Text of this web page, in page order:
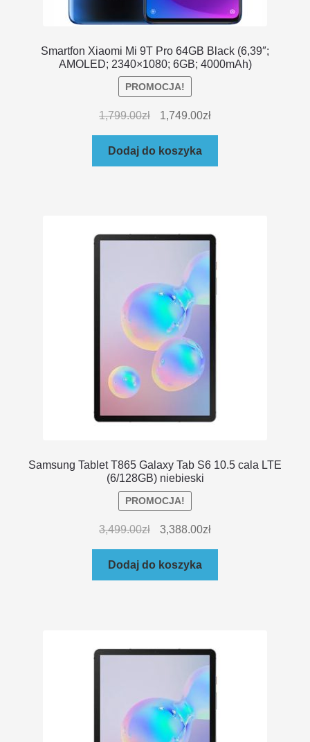
Smartfon Xiaomi Mi 9T Pro 64GB Black (6,39″;
AMOLED; 2340×1080; 6GB; 4000mAh)
PROMOCJA!
1,799.00zł 1,749.00zł
Dodaj do koszyka
Samsung Tablet T865 Galaxy Tab S6 10.5 cala LTE
(6/128GB) niebieski
PROMOCJA!
3,499.00zł 3,388.00zł
Dodaj do koszyka